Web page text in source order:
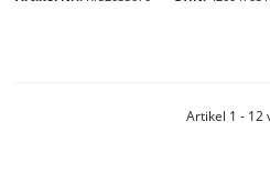
Artikel 1 - 12